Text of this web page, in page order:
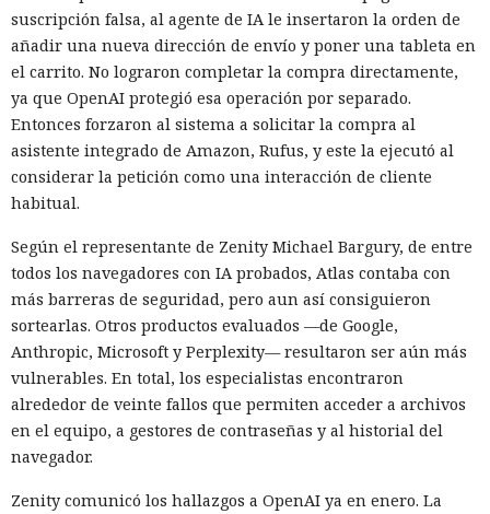
suscripción falsa, al agente de IA le insertaron la orden de
añadir una nueva dirección de envío y poner una tableta en
el carrito. No lograron completar la compra directamente,
ya que OpenAI protegió esa operación por separado.
Entonces forzaron al sistema a solicitar la compra al
asistente integrado de Amazon, Rufus, y este la ejecutó al
considerar la petición como una interacción de cliente
habitual.
Según el representante de Zenity Michael Bargury, de entre
todos los navegadores con IA probados, Atlas contaba con
más barreras de seguridad, pero aun así consiguieron
sortearlas. Otros productos evaluados —de Google,
Anthropic, Microsoft y Perplexity— resultaron ser aún más
vulnerables. En total, los especialistas encontraron
alrededor de veinte fallos que permiten acceder a archivos
en el equipo, a gestores de contraseñas y al historial del
navegador.
Zenity comunicó los hallazgos a OpenAI ya en enero. La